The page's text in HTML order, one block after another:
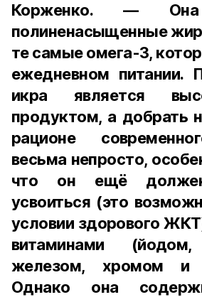
Корженко. — Она
полиненасыщенные
те самые омега-3,
ежедневном питании.
икра является
продуктом, а добрать
рационе
весьма непросто,
что он ещё должен
усвоиться (это
условии здорового
витаминами
железом, хромом и
Однако она